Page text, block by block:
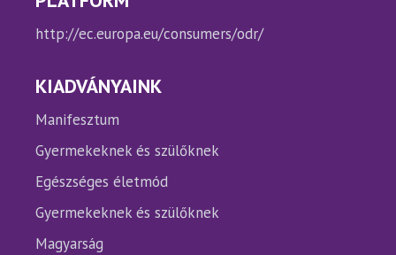
http://ec.europa.eu/consumers/odr/
KIADVÁNYAINK
Manifesztum
Gyermekeknek és szülőknek
Egészséges életmód
Gyermekeknek és szülőknek
Magyarság